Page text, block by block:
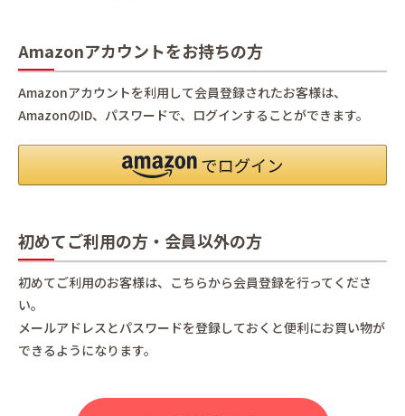
Amazonアカウントをお持ちの方
Amazonアカウントを利用して会員登録されたお客様は、
AmazonのID、パスワードで、ログインすることができます。
初めてご利用の方・会員以外の方
初めてご利用のお客様は、こちらから会員登録を行ってくださ
い。
メールアドレスとパスワードを登録しておくと便利にお買い物が
できるようになります。